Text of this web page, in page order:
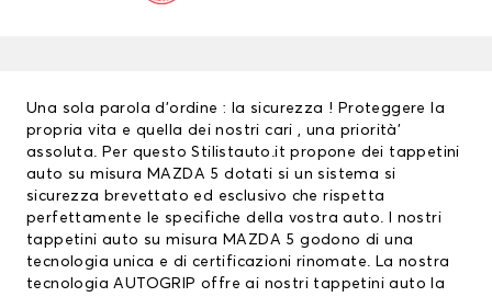
Una sola parola d’ordine : la sicurezza ! Proteggere la
propria vita e quella dei nostri cari , una priorità’
assoluta. Per questo Stilistauto.it propone dei tappetini
auto su misura MAZDA 5 dotati si un sistema si
sicurezza brevettato ed esclusivo che rispetta
perfettamente le specifiche della vostra auto. I nostri
tappetini auto su misura MAZDA 5 godono di una
tecnologia unica e di certificazioni rinomate. La nostra
tecnologia AUTOGRIP offre ai nostri tappetini auto la